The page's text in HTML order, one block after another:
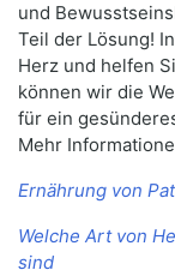
und
Teil der Lösung!
Herz und helfen
können wir die
für ein
Mehr
Ernährung von
Welche Art von
sind